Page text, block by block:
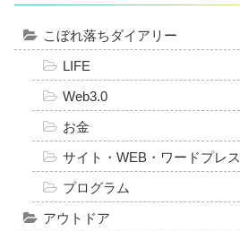
こぼれ落ちダイアリー
LIFE
Web3.0
お金
サイト・WEB・ワードプレス
プログラム
アウトドア